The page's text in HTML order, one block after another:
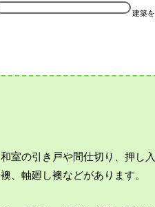
建築
室の引き戸や間仕切り、押し
、軸廻し襖などがあります。